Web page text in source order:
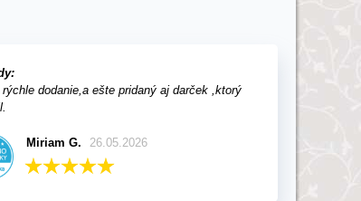
dodanie,a ešte pridaný aj darček ,ktorý
Miriam G. 26.05.2026